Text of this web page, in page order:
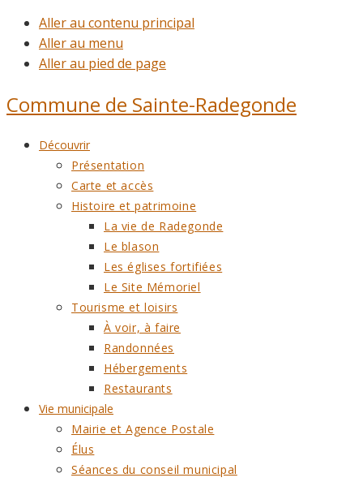
Aller au contenu principal
Aller au menu
Aller au pied de page
Commune de Sainte-Radegonde
Découvrir
Présentation
Carte et accès
Histoire et patrimoine
La vie de Radegonde
Le blason
Les églises fortifiées
Le Site Mémoriel
Tourisme et loisirs
À voir, à faire
Randonnées
Hébergements
Restaurants
Vie municipale
Mairie et Agence Postale
Élus
Séances du conseil municipal